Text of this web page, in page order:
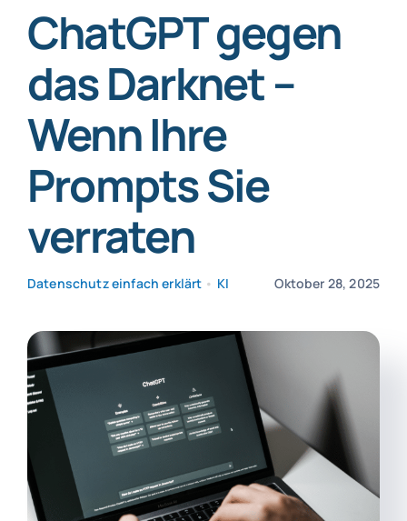
Jetzt absichern
ChatGPT gegen
das Darknet –
Wenn Ihre
Prompts Sie
verraten
Datenschutz einfach erklärt • KI Oktober 28, 2025